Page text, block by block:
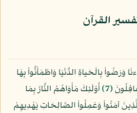
القرآن
وَرَضُواْ بِالْحَياةِ الدُّنْيَا وَاطْمَأَنُّواْ بِهَا
﴿7﴾
أُوْلَئِكَ مَأْوَاهُمُ النُّارُ بِمَا
آمَنُواْ وَعَمِلُواْ الصَّالِحَاتِ يَهْدِيهِمْ